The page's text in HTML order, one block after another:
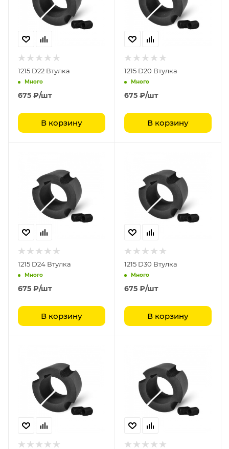
1215 D22 Втулка
Много
675 ₽/шт
В корзину
1215 D20 Втулка
Много
675 ₽/шт
В корзину
1215 D24 Втулка
Много
675 ₽/шт
В корзину
1215 D30 Втулка
Много
675 ₽/шт
В корзину